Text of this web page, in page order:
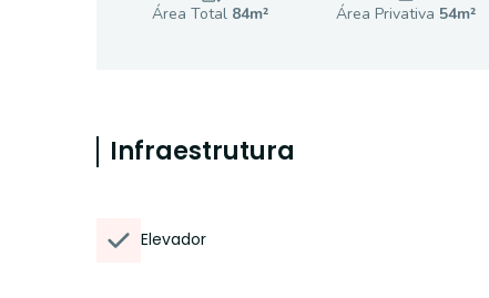
Área Total 84m² Área Privativa 54m²
Infraestrutura
Elevador